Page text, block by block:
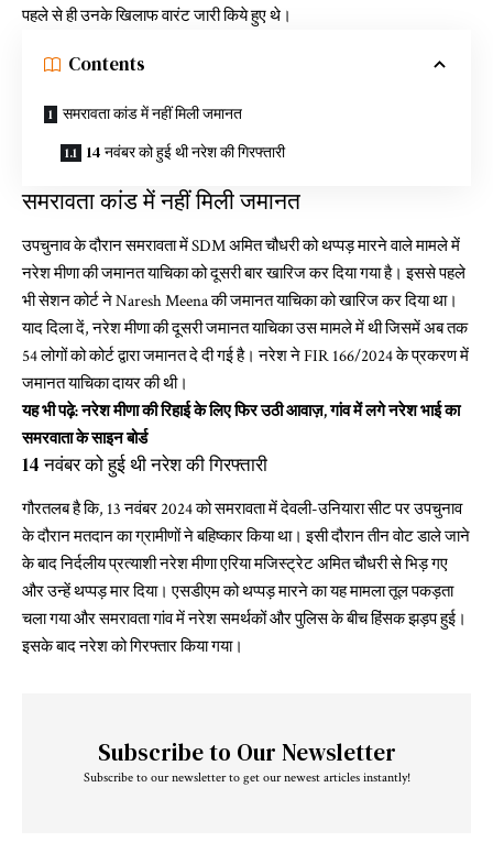
पहले से ही उनके खिलाफ वारंट जारी किये हुए थे।
Contents
समरावता कांड में नहीं मिली जमानत
14 नवंबर को हुई थी नरेश की गिरफ्तारी
समरावता कांड में नहीं मिली जमानत
उपचुनाव के दौरान समरावता में SDM अमित चौधरी को थप्पड़ मारने वाले मामले में
नरेश मीणा की जमानत याचिका को दूसरी बार खारिज कर दिया गया है। इससे पहले
भी सेशन कोर्ट ने Naresh Meena की जमानत याचिका को खारिज कर दिया था।
याद दिला दें, नरेश मीणा की दूसरी जमानत याचिका उस मामले में थी जिसमें अब तक
54 लोगों को कोर्ट द्वारा जमानत दे दी गई है। नरेश ने FIR 166/2024 के प्रकरण में
जमानत याचिका दायर की थी।
यह भी पढ़े:नरेश मीणा की रिहाई के लिए फिर उठी आवाज़, गांव में लगे नरेश भाई का
समरवाता के साइन बोर्ड
14 नवंबर को हुई थी नरेश की गिरफ्तारी
गौरतलब है कि, 13 नवंबर 2024 को समरावता में देवली-उनियारा सीट पर उपचुनाव
के दौरान मतदान का ग्रामीणों ने बहिष्कार किया था। इसी दौरान तीन वोट डाले जाने
के बाद निर्दलीय प्रत्याशी नरेश मीणा एरिया मजिस्ट्रेट अमित चौधरी से भिड़ गए
और उन्हें थप्पड़ मार दिया। एसडीएम को थप्पड़ मारने का यह मामला तूल पकड़ता
चला गया और समरावता गांव में नरेश समर्थकों और पुलिस के बीच हिंसक झड़प हुई।
इसके बाद नरेश को गिरफ्तार किया गया।
Subscribe to Our Newsletter
Subscribe to our newsletter to get our newest articles instantly!